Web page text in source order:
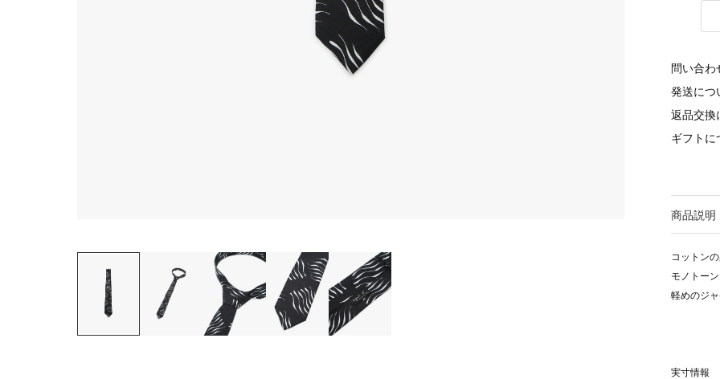
問い合わ
発送につ
返品交換
ギフトに
商品説明
コットン
モノトー
軽めのジ
実寸情報